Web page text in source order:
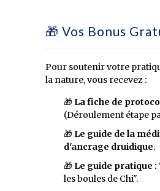
🎁 Vos Bonus
Pour soutenir votre
la nature, vous recevez :
🎁 La fiche de
(Déroulement étape
🎁 Le guide de la
d'ancrage druidique.
🎁 Le guide pratique :
les boules de Chi".